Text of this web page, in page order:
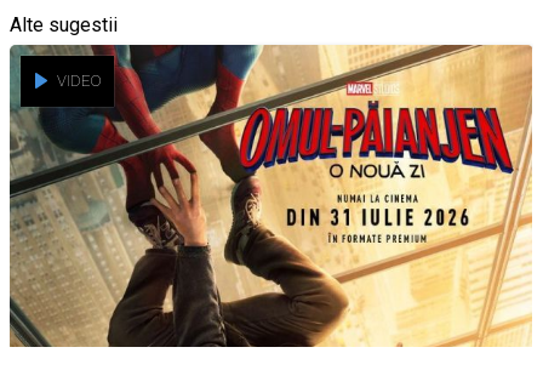
Alte sugestii
VIDEO